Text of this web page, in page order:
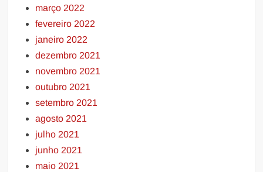
março 2022
fevereiro 2022
janeiro 2022
dezembro 2021
novembro 2021
outubro 2021
setembro 2021
agosto 2021
julho 2021
junho 2021
maio 2021